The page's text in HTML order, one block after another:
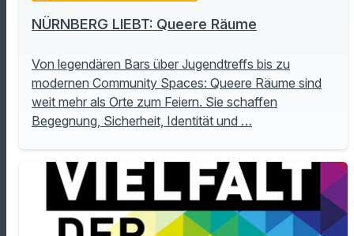
NÜRNBERG LIEBT: Queere Räume
Von legendären Bars über Jugendtreffs bis zu
modernen Community Spaces: Queere Räume sind
weit mehr als Orte zum Feiern. Sie schaffen
Begegnung, Sicherheit, Identität und …